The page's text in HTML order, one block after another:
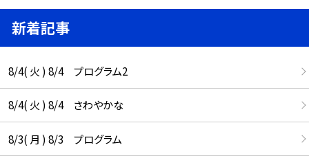
新着記事
8/4( 火 ) 8/4 プログラム2
8/4( 火 ) 8/4 さわやかな
8/3( 月 ) 8/3 プログラム